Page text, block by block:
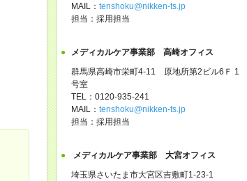
MAIL： tenshoku@nikken-ts.jp
担当：採用担当
メディカルケア事業部 高崎オフィス
群馬県高崎市栄町4-11 原地所第2ビル6Ｆ 1
号室
TEL：0120-935-241
MAIL： tenshoku@nikken-ts.jp
担当：採用担当
メディカルケア事業部 大宮オフィス
埼玉県さいたま市大宮区吉敷町1-23-1